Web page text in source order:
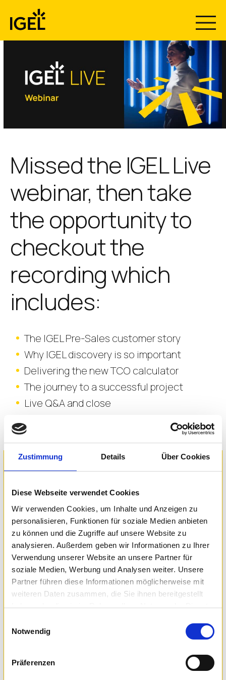
Zustimmung Details Über Cookies
Diese Webseite verwendet Cookies
Wir verwenden Cookies, um Inhalte und Anzeigen zu
personalisieren, Funktionen für soziale Medien anbieten
zu können und die Zugriffe auf unsere Website zu
analysieren. Außerdem geben wir Informationen zu Ihrer
Verwendung unserer Website an unsere Partner für
soziale Medien, Werbung und Analysen weiter. Unsere
Partner führen diese Informationen möglicherweise mit
weiteren Daten zusammen, die Sie ihnen bereitgestellt
haben oder die sie im Rahmen Ihrer Nutzung der Dienste
Notwendig
Präferenzen
content
Missed the IGEL Live
webinar, then take
the opportunity to
checkout the
recording which
includes:
The IGEL Pre-Sales customer story
Why IGEL discovery is so important
Delivering the new TCO calculator
The journey to a successful project
Live Q&A and close
Register Now